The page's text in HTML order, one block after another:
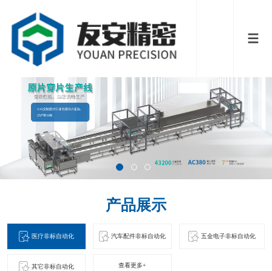
产品展示
医疗非标自动化 汽车配件非标自动化 五金电子非标自动化
其它非标自动化 查看更多+